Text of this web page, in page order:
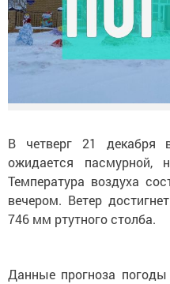
В четверг 21 декабря
ожидается пасмурной,
Температура воздуха
вечером. Ветер
746 мм ртутного столба.
Данные прогноза